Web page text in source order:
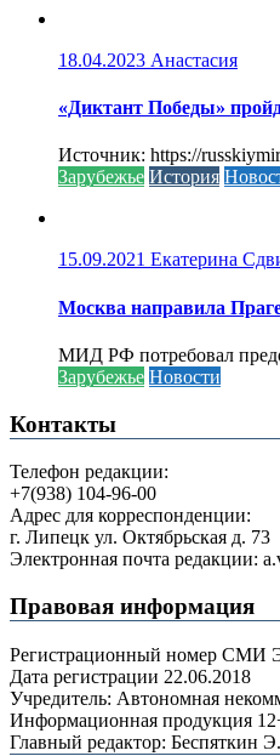
18.04.2023 Анастасия
«Диктант Победы»
Источник: https://
Зарубежье История
15.09.2021 Екатерина
Москва направила
МИД РФ потребовал
Зарубежье Новости
Контакты
Телефон редакции:
+7(938) 104-96-00
Адрес для корреспонденции:
г. Липецк ул. Октябрьская д. 73
Электронная почта редакции:
Правовая информация
Регистрационный номер СМИ
Дата регистрации 22.06.2018
Учредитель: Автономная
Информационная продукция
Главный редактор: Беспяткин